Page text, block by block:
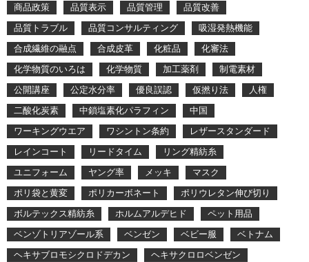
商品政策
品質表示 品質管理
品質改善
品質トラブル
品質コンサルティング
吸湿発熱機能
合成繊維の融点
合成皮革 化粧品
化審法
化学物質のいろは
化学物質 加工薬剤
制電素材
公開講座
公定水分率 優良誤認 仮撚り法
人権
二酸化炭素
中鎖塩素化パラフィン
中国
ワーキングウエア
ワシントン条約
レザースタンダード
レインコート
リードタイム
リング精紡糸
ユニフォーム
ヤング率 メッキ
マスク
ポリ袋と黄変
ポリカーボネート
ポリウレタン伸び切り
ボルテックス精紡糸
ホルムアルデヒド
ペット用品
ベンゾトリアゾール系
ベンゼン ベビー服
ベトナム
ヘキサブロモシクロドデカン
ヘキサクロロベンゼン